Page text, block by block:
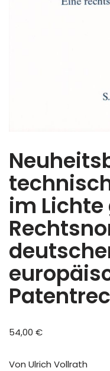
im
54,00 €
Von Ulrich Vollrath